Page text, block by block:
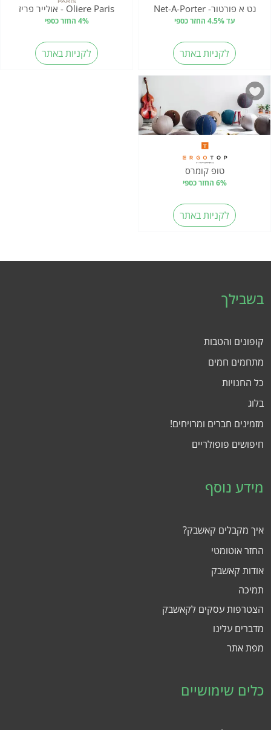
נט א פורטור- Net-A-Porter
עד 4.5% החזר כספי
לקניות באתר
Oliere Paris - אולייר פריז
4% החזר כספי
לקניות באתר
טופ קומרס
6% החזר כספי
לקניות באתר
בשבילך
קופונים והטבות
מתחמים חמים
כל החנויות
בלוג
מזמינים חברים ומרויחים!
חיפושים פופולריים
מידע נוסף
איך מקבלים קאשבק?
החזר אוטומטי
אודות קאשבק
תמיכה
הצטרפות עסקים לקאשבק
מדברים עלינו
מפת אתר
כלים שימושיים